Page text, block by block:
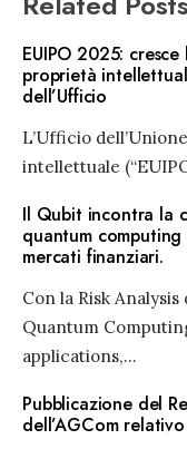
EUIPO 2025:
proprietà
dell’Ufficio
L’Ufficio
intellettuale
Il Qubit incontra la
quantum
mercati finanziari.
Con la Risk
Quantum
applications,...
Pubblicazione del
dell’AGCom